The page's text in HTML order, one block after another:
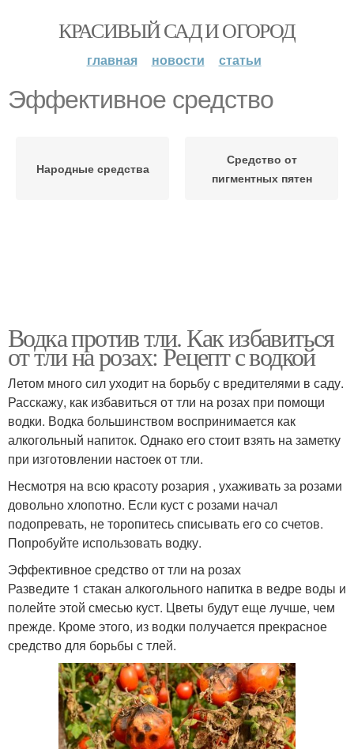
КРАСИВЫЙ САД И ОГОРОД
главная новости статьи
Эффективное средство
Народные средства
Средство от
пигментных пятен
Водка против тли. Как избавиться
от тли на розах: Рецепт с водкой
Летом много сил уходит на борьбу с вредителями в саду.
Расскажу, как избавиться от тли на розах при помощи
водки. Водка большинством воспринимается как
алкогольный напиток. Однако его стоит взять на заметку
при изготовлении настоек от тли.
Несмотря на всю красоту розария , ухаживать за розами
довольно хлопотно. Если куст с розами начал
подопревать, не торопитесь списывать его со счетов.
Попробуйте использовать водку.
Эффективное средство от тли на розах
Разведите 1 стакан алкогольного напитка в ведре воды и
полейте этой смесью куст. Цветы будут еще лучше, чем
прежде. Кроме этого, из водки получается прекрасное
средство для борьбы с тлей.